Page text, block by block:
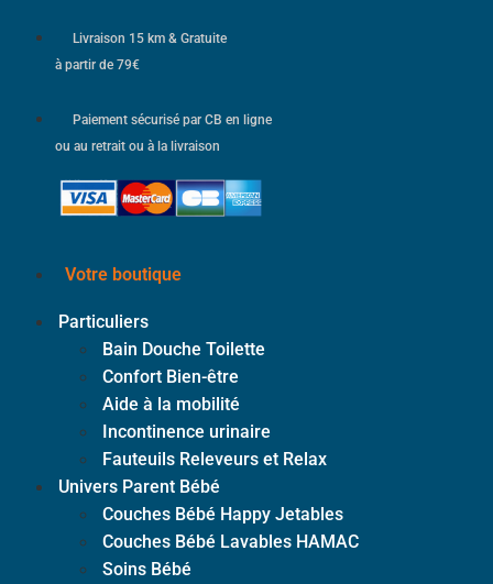
Livraison 15 km & Gratuite
à partir de 79€
Paiement sécurisé par CB en ligne
ou au retrait ou à la livraison
Votre boutique
Particuliers
Bain Douche Toilette
Confort Bien-être
Aide à la mobilité
Incontinence urinaire
Fauteuils Releveurs et Relax
Univers Parent Bébé
Couches Bébé Happy Jetables
Couches Bébé Lavables HAMAC
Soins Bébé